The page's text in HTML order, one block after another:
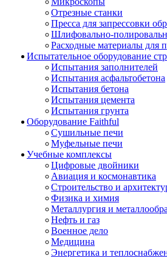
Отрезные станки
Пресса для запрессовки
Шлифовально-
Расходные материалы для
Испытательное оборудование
Испытания заполнителей
Испытания асфальтобетона
Испытания бетона
Испытания цемента
Испытания грунта
Оборудование Faithful
Сушильные печи
Муфельные печи
Учебные комплексы
Цифровые двойники
Авиация и космонавтика
Строительство и
Физика и химия
Металлургия и
Нефть и газ
Военное дело
Медицина
Энергетика и